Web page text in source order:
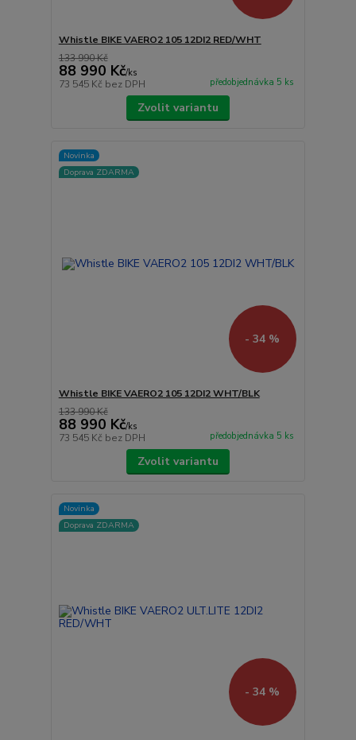
Whistle BIKE VAERO2 105 12DI2 RED/WHT
133 990 Kč
88 990 Kč/ks
73 545 Kč bez DPH předobjednávka 5 ks
Zvolit variantu
Novinka
Doprava ZDARMA
- 34 %
Whistle BIKE VAERO2 105 12DI2 WHT/BLK
133 990 Kč
88 990 Kč/ks
73 545 Kč bez DPH předobjednávka 5 ks
Zvolit variantu
Novinka
Doprava ZDARMA
- 34 %